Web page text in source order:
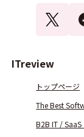
ITreview
トップページ
The Best
B2B IT /